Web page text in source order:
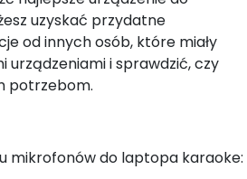
uzyskać przydatne
od innych osób, które miały
urządzeniami i sprawdzić, czy
potrzebom.
mikrofonów do laptopa karaoke: